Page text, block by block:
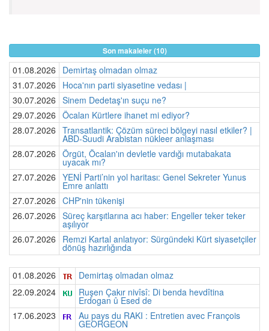
Son makaleler (10)
01.08.2026
Demirtaş olmadan olmaz
31.07.2026
Hoca'nın parti siyasetine vedası |
30.07.2026 Sinem Dedetaş'ın suçu ne?
29.07.2026 Öcalan Kürtlere ihanet mi ediyor?
28.07.2026 Transatlantik: Çözüm süreci bölgeyi nasıl etkiler? |
ABD-Suudi Arabistan nükleer anlaşması
28.07.2026 Örgüt, Öcalan'ın devletle vardığı mutabakata
uyacak mı?
27.07.2026 YENİ Parti’nin yol haritası: Genel Sekreter Yunus
Emre anlattı
27.07.2026 CHP'nin tükenişi
26.07.2026 Süreç karşıtlarına acı haber: Engeller teker teker
aşılıyor
26.07.2026
Remzi Kartal anlatıyor: Sürgündeki Kürt siyasetçiler
dönüş hazırlığında
01.08.2026
Demirtaş olmadan olmaz
22.09.2024
Ruşen Çakır nivîsî: Di benda hevdîtina
Erdogan û Esed de
17.06.2023
Au pays du RAKI : Entretien avec François
GEORGEON